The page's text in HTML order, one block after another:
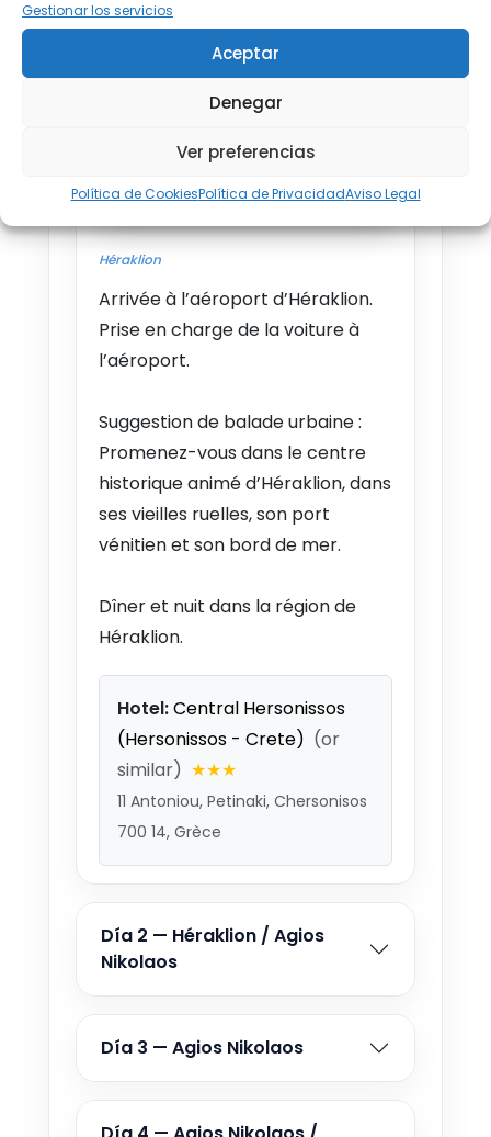
Gestionar los servicios
Aceptar
Denegar
Ver preferencias
Política de CookiesPolítica de PrivacidadAviso Legal
18 SEP - 28 SEP 2026
Desde €765
Desde €748
20 SEP - 30 SEP 2026
Desde €746
22 SEP - 2 OCT 2026
23 SEP - 3 OCT 2026
24 SEP - 4 OCT 2026
Desde €699
27 SEP - 7 OCT 2026
Desde €669
Desde €647
30 SEP - 10 OCT 2026
Desde €610
Héraklion
Arrivée à l’aéroport d’Héraklion.
Prise en charge de la voiture à
l’aéroport.
Suggestion de balade urbaine :
Promenez-vous dans le centre
historique animé d’Héraklion, dans
ses vieilles ruelles, son port
vénitien et son bord de mer.
Dîner et nuit dans la région de
Héraklion.
Hotel:Central Hersonissos
(Hersonissos - Crete) (or
similar) ★★★
11 Antoniou, Petinaki, Chersonisos
700 14, Grèce
Día 2 — Héraklion / Agios
Nikolaos
Día 3 — Agios Nikolaos